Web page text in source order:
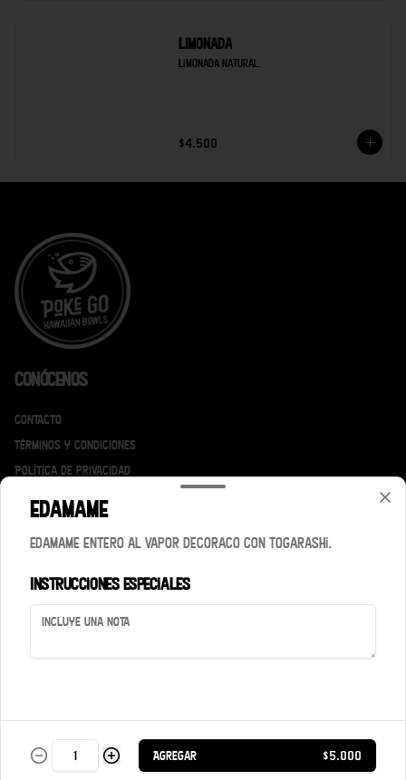
Limonada
Limonada natural.
$4.500
Conócenos
Contacto
Términos y condiciones
Política de privacidad
Redes sociales
Instagram
Iniciar sesión
Edamame
Edamame entero al vapor decoraco con togarashi.
Instrucciones especiales
Agregar $5.000